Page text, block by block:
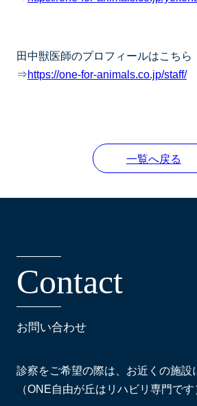
田中獣医師のプロフィールはこちら
⇒https://one-for-animals.co.jp/staff/
一覧へ戻る
Contact
お問い合わせ
診察をご希望の際は、お近くの施設
（ONE自由が丘はリハビリ専門です